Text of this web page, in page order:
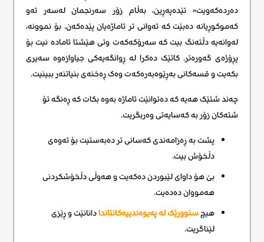
دەردەکەویت» تێدەپەڕین، بەڵام زۆر سەرنجمان لەسەر ئەو
کەموکوڕیانە دەبێت کە ئەوانی تر ئاماژەیان پێدەکەن. بۆ نموونە،
لەوانەیە دڵتەنگ بیت کە سەرۆکەکەت وتی هێشتا ئامادە نیت بۆ
پڕۆژەی گەورەتر. کاتێک دەکرا لە ڕوانگەیەکی جیاوازەوە سەیری
بکەیت و قسەکانی بەڕێوەبەرەکەت وەک ڕەخنەی بنیاتنەر ببینیت.
چەند شتێک هەیە کە دەتوانێت ئاماژە بەوە بکات کە ڕەنگە تۆ
شتەکان زۆر بە کەسایەتی وەربگریت.
پشت بە ڕەزامەندی کەسانی تر دەبەستیت بۆ ئەوەی
دڵخۆش بیت.
بێ هۆ داوای لێبوردن دەکەیت و هەوڵی دڵخۆشکردنی
هەمووان دەدەیت.
هیچسنوورێک لە پەیوەندییەکانتاندادانانێت و ڕێزی
لێناگریت.